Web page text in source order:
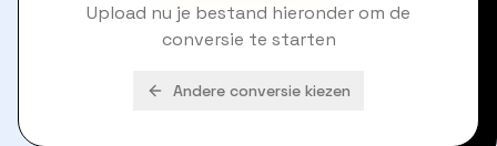
Upload nu je bestand hieronder om de
conversie te starten
Andere conversie kiezen